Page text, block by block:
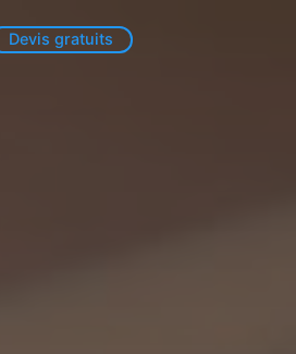
Devis gratuits